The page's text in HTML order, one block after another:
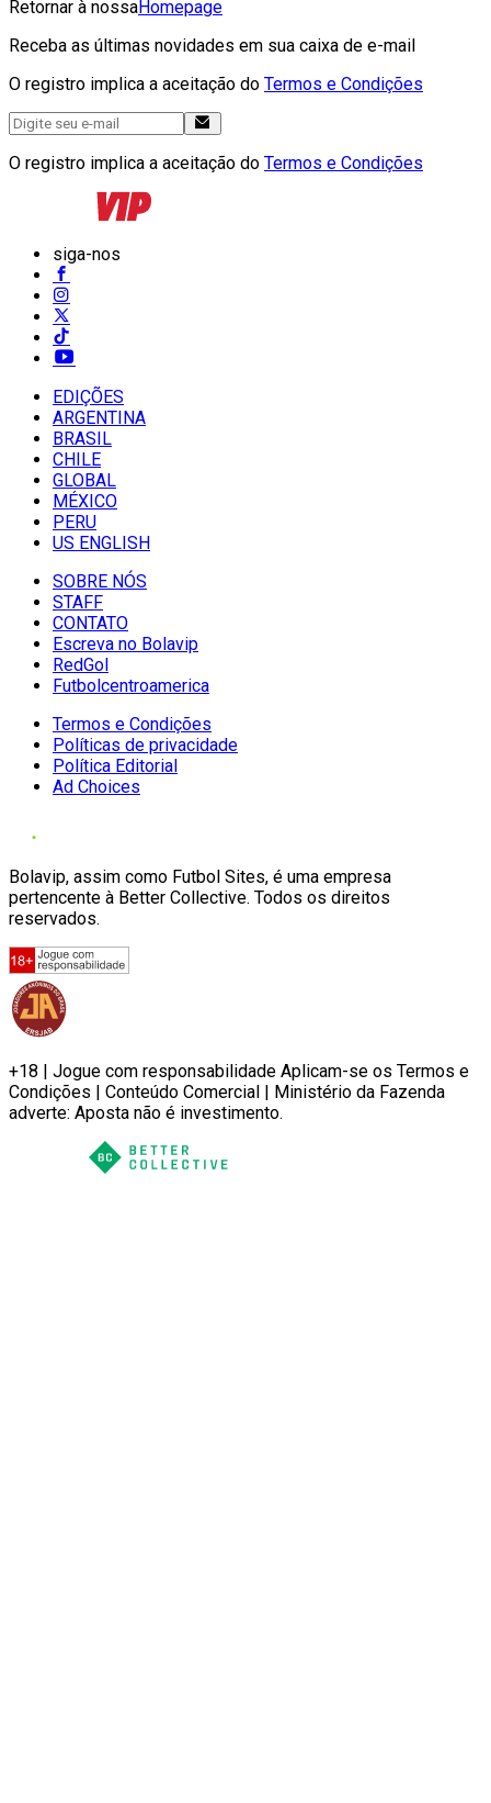
Retornar à nossaHomepage
Receba as últimas novidades em sua caixa de e-mail
O registro implica a aceitação do Termos e Condições
O registro implica a aceitação do Termos e Condições
siga-nos
EDIÇÕES
ARGENTINA
BRASIL
CHILE
GLOBAL
MÉXICO
PERU
US ENGLISH
SOBRE NÓS
STAFF
CONTATO
Escreva no Bolavip
RedGol
Futbolcentroamerica
Termos e Condições
Políticas de privacidade
Política Editorial
Ad Choices
Bolavip, assim como Futbol Sites, é uma empresa
pertencente à Better Collective. Todos os direitos
reservados.
+18 | Jogue com responsabilidade Aplicam-se os Termos e
Condições | Conteúdo Comercial | Ministério da Fazenda
adverte: Aposta não é investimento.